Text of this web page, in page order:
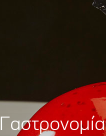
Γαστρονομία